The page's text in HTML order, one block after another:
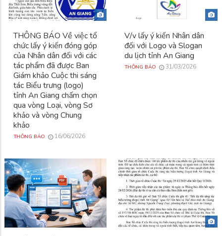
THÔNG BÁO Về việc tổ
chức lấy ý kiến đóng góp
của Nhân dân đối với các
tác phẩm đã được Ban
Giám khảo Cuộc thi sáng
tác Biểu trưng (logo)
tỉnh An Giang chấm chọn
qua vòng Loại, vòng Sơ
khảo và vòng Chung
khảo
THÔNG BÁO 16/06/2026
V/v lấy ý kiến Nhân dân
đối với Logo và Slogan
du lịch tỉnh An Giang
THÔNG BÁO 31/03/2026